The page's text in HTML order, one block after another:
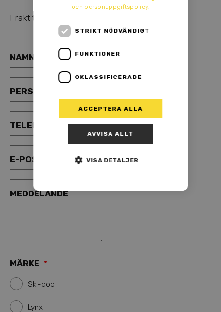
Frakt tillkommer. Priserna är inkl. moms.
NAMN
PERSONNUMMER
TELEFONNUMMER *
E-POST
MEDDELANDE
MÄRKE *
Ski-doo
Lynx
och personuppgiftspolicy.
STRIKT NÖDVÄNDIGT
FUNKTIONER
OKLASSIFICERADE
ACCEPTERA ALLA
AVVISA ALLT
VISA DETALJER